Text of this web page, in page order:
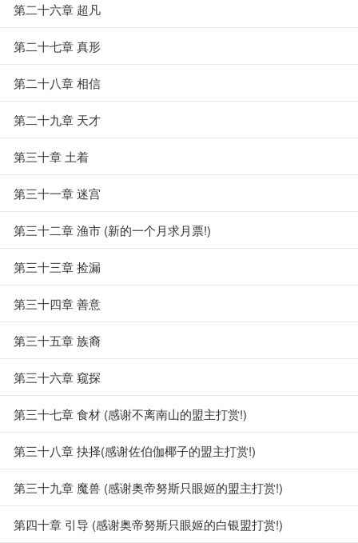
第二十六章 超凡
第二十七章 真形
第二十八章 相信
第二十九章 天才
第三十章 土着
第三十一章 迷宫
第三十二章 渔市 (新的一个月求月票!)
第三十三章 捡漏
第三十四章 善意
第三十五章 族裔
第三十六章 窥探
第三十七章 食材 (感谢不离南山的盟主打赏!)
第三十八章 抉择(感谢佐伯伽椰子的盟主打赏!)
第三十九章 魔兽 (感谢奥帝努斯只眼姬的盟主打赏!)
第四十章 引导 (感谢奥帝努斯只眼姬的白银盟打赏!)